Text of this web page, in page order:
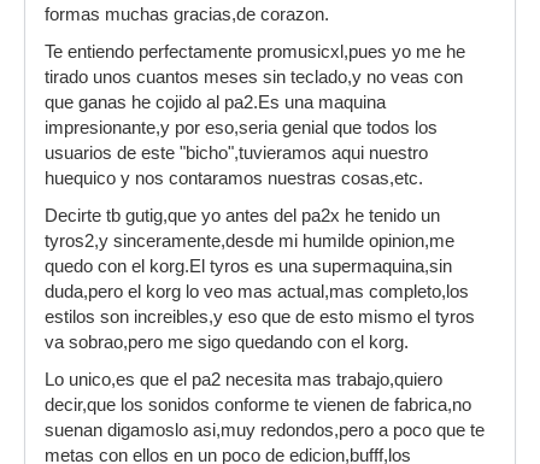
formas muchas gracias,de corazon.
Te entiendo perfectamente promusicxl,pues yo me he
tirado unos cuantos meses sin teclado,y no veas con
que ganas he cojido al pa2.Es una maquina
impresionante,y por eso,seria genial que todos los
usuarios de este "bicho",tuvieramos aqui nuestro
huequico y nos contaramos nuestras cosas,etc.
Decirte tb gutig,que yo antes del pa2x he tenido un
tyros2,y sinceramente,desde mi humilde opinion,me
quedo con el korg.El tyros es una supermaquina,sin
duda,pero el korg lo veo mas actual,mas completo,los
estilos son increibles,y eso que de esto mismo el tyros
va sobrao,pero me sigo quedando con el korg.
Lo unico,es que el pa2 necesita mas trabajo,quiero
decir,que los sonidos conforme te vienen de fabrica,no
suenan digamoslo asi,muy redondos,pero a poco que te
metas con ellos en un poco de edicion,bufff,los